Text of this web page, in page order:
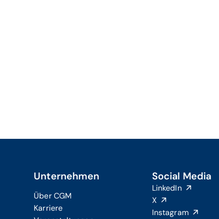
Unternehmen
Über CGM
Karriere
Social Media
LinkedIn
X
Instagram